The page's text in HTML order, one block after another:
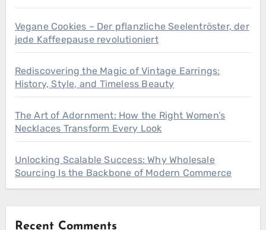
Vegane Cookies – Der pflanzliche Seelentröster, der
jede Kaffeepause revolutioniert
Rediscovering the Magic of Vintage Earrings:
History, Style, and Timeless Beauty
The Art of Adornment: How the Right Women’s
Necklaces Transform Every Look
Unlocking Scalable Success: Why Wholesale
Sourcing Is the Backbone of Modern Commerce
Recent Comments